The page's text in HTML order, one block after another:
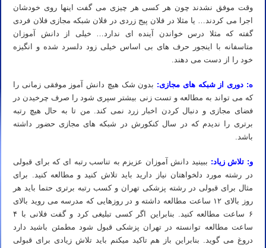
وقت موفق نشدند چون هر کسی هر چیزی می گفت اینها روی خودشان
اجرا می کردند… یا مثلا در فلان پیج زردی در فلان شبکه مجازی فلان فردی
گفته که مثلا درس خواندن آینده ای ندارد… خیلی از دانش آموزان
متاسفانه با اینجور حرف های بی اساس خیلی زود دلسرد شده و انگیزه
خود را از دست می دهند.
ه: دوری از شبکه های مجازی: بدون شک هیچ دانش آموز موفقی زمانی را
که می تواند به مطالعه و تست زنی بیشتر سپری شود را صرف چرخیدن در
فضای مجازی و دنبال کردن اخبار زرد نمی کند. من تا به حال هیچ رتبه
برتری را ندیدم که در سال کنکورش در شبکه های مجازی حضور داشته
باشد.
و: تلاش زیاد: ببینید دانش آموزان عزیزم به تناسب رتبه ای که برای قبولی
در رشته مورد دلخواهتان نیاز دارید باید تلاش کنید و مطالعه کنید. برای
مثال برای قبولی در رشته پزشکی تهران و کسب رتبه برتری حتما باید هر
روز بالای ۱۲ ساعت مطالعه داشته و در روزهایی که مدرسه می روید بالای
۶ ساعت مطالعه کنید. بنابراین اگر کسی تبلیغی کرد و گفت فلانی با ۴
ساعت مطالعه توانسته در تهران پزشکی قبول شود مطمئن باشید دارد
دروغ می گوید. بنابراین باز هم تاکید میکنم باید تلاش زیادی برای قبولی